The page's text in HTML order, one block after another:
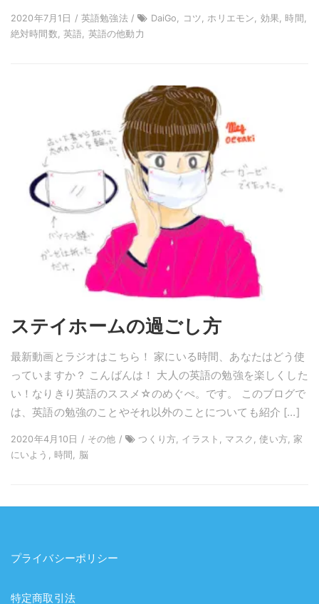
2020年7月1日 / 英語勉強法 /
DaiGo, コツ, ホリエモン, 効果, 時間,
絶対時間数, 英語, 英語の他動力
ステイホームの過ごし方
最新動画とラジオはこちら！ 家にいる時間、あなたはどう使
っていますか？ こんばんは！ 大人の英語の勉強を楽しくした
い！なりきり英語のススメ☆のめぐぺ。です。 このブログで
は、英語の勉強のことやそれ以外のことについても紹介 […]
2020年4月10日 / その他 /
つくり方, イラスト, マスク, 使い方, 家
にいよう, 時間, 脳
プライバシーポリシー
特定商取引法